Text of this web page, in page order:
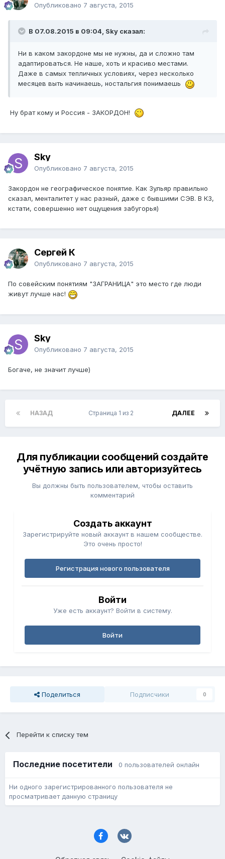
Опубликовано 7 августа, 2015
В 07.08.2015 в 09:04, Sky сказал:
Ни в каком закордоне мы не нужны, да и сложно там
адаптироваться. Не наше, хоть и красиво местами.
Даже в самых тепличных условиях, через несколько
месяцев выть начинаешь, ностальгия понимаешь
Ну брат кому и Россия - ЗАКОРДОН!
Sky
Опубликовано 7 августа, 2015
Закордон не географическое понятие. Как Зульяр правильно
сказал, менталитет у нас разный, даже с бывшими СЭВ. В КЗ,
кстати, совершенно нет ощущения забугорья)
Сергей К
Опубликовано 7 августа, 2015
По совейским понятиям "ЗАГРАНИЦА" это место где люди
живут лучше нас!
Sky
Опубликовано 7 августа, 2015
Богаче, не значит лучше)
НАЗАД ДАЛЕЕ
Страница 1 из 2
Для публикации сообщений создайте
учётную запись или авторизуйтесь
Вы должны быть пользователем, чтобы оставить
комментарий
Создать аккаунт
Зарегистрируйте новый аккаунт в нашем сообществе.
Это очень просто!
Регистрация нового пользователя
Войти
Уже есть аккаунт? Войти в систему.
Войти
Поделиться Подписчики 0
Перейти к списку тем
Последние посетители 0 пользователей онлайн
Ни одного зарегистрированного пользователя не
просматривает данную страницу